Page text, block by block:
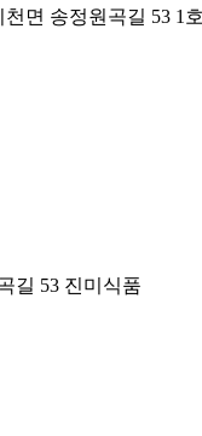
천면 송정원곡길 53 1호
길 53 진미식품